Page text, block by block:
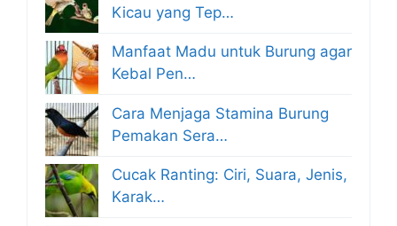
Kicau yang Tep…
Manfaat Madu untuk Burung agar
Kebal Pen…
Cara Menjaga Stamina Burung
Pemakan Sera…
Cucak Ranting: Ciri, Suara, Jenis,
Karak…